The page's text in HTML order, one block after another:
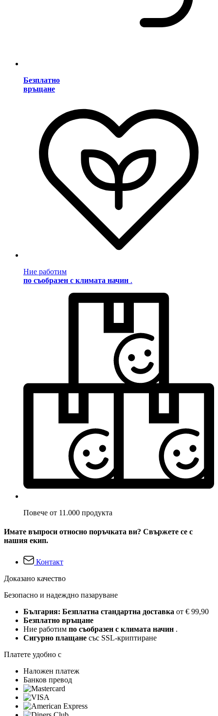
Безплатно
връщане
Ние работим
по съобразен с климата начин .
Повече от 11.000 продукта
Имате въпроси относно поръчката ви? Свържете се с
нашия екип.
Контакт
Доказано качество
Безопасно и надеждно пазаруване
България: Безплатна стандартна доставка от € 99,90
Безплатно връщане
Ние работим по съобразен с климата начин .
Сигурно плащане със SSL-криптиране
Платете удобно с
Наложен платеж
Банков превод